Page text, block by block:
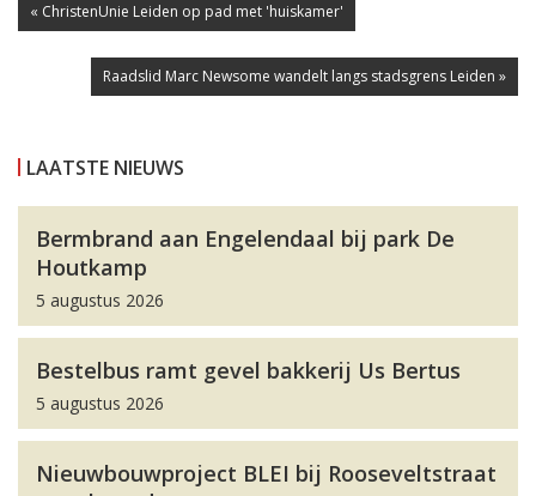
« ChristenUnie Leiden op pad met 'huiskamer'
Raadslid Marc Newsome wandelt langs stadsgrens Leiden »
LAATSTE NIEUWS
Bermbrand aan Engelendaal bij park De
Houtkamp
5 augustus 2026
Bestelbus ramt gevel bakkerij Us Bertus
5 augustus 2026
Nieuwbouwproject BLEI bij Rooseveltstraat